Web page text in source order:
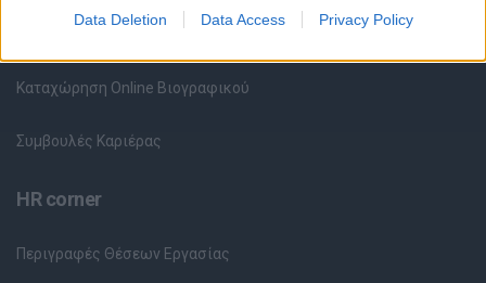
Data Deletion Data Access Privacy Policy
Υπηρεσίες υποψηφίων
Καταχώρηση Online Βιογραφικού
Συμβουλές Καριέρας
HR corner
Περιγραφές Θέσεων Εργασίας